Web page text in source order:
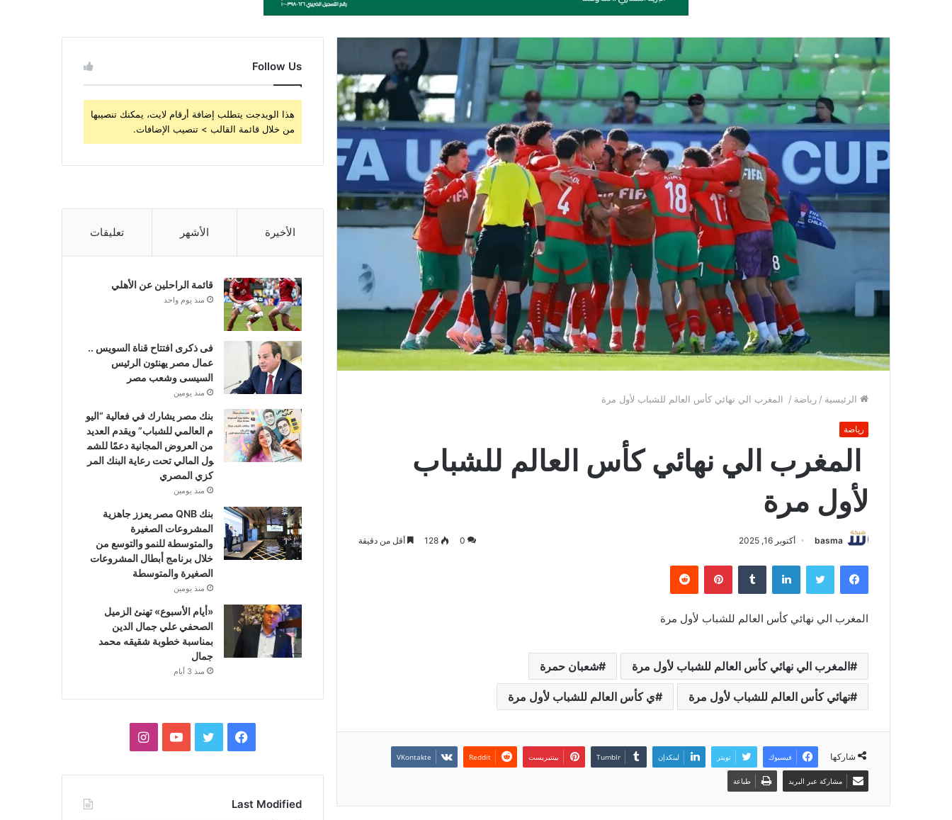
الرئيسية / رياضة / المغرب الي نهائي كأس العالم للشباب لأول مرة
رياضة
المغرب الي نهائي كأس العالم للشباب
لأول مرة
basma أكتوبر 16, 2025 0
128 أقل من دقيقة
فيسبوك تويتر لينكدإن بينتيريست
المغرب الي نهائي كأس العالم للشباب لأول مرة
المغرب الي نهائي كأس العالم للشباب لأول مرة شعبان حمرة
نهائي كأس العالم للشباب لأول مرة ي كأس العالم للشباب لأول مرة
شاركها فيسبوك تويتر لينكدإن بينتيريست
مشاركة عبر البريد طباعة
Follow Us
هذا الويدجت يتطلب إضافة أرقام لايت، يمكنك تنصيبها
من خلال قائمة القالب > تنصيب الإضافات.
الأخيرة الأشهر تعليقات
قائمة الراحلين عن الأهلي
منذ يوم واحد
فى ذكرى افتتاح قناة السويس ..
عمال مصر يهنئون الرئيس
السيسى وشعب مصر
منذ يومين
بنك مصر يشارك في فعالية “اليو
م العالمي للشباب” ويقدم العديد
من العروض المجانية دعمًا للشم
ول المالي تحت رعاية البنك المر
كزي المصري
منذ يومين
بنك QNB مصر يعزز جاهزية
المشروعات الصغيرة
والمتوسطة للنمو والتوسع من
خلال برنامج أبطال المشروعات
الصغيرة والمتوسطة
منذ يومين
«أيام الأسبوع» تهنئ الزميل
الصحفي علي جمال الدين
بمناسبة خطوبة شقيقه محمد
جمال
منذ 3 أيام
فيسبوكتويتر يوتيوبانستقرام
Last Modified